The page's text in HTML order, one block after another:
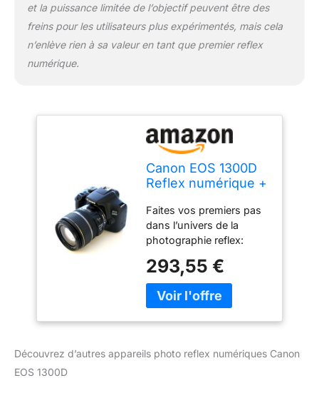
et la puissance limitée de l’objectif peuvent être des
freins pour les utilisateurs plus expérimentés, mais cela
n’enlève rien à sa valeur en tant que premier reflex
numérique.
Canon EOS 1300D
Reflex numérique +
F/3,5-5,6 III
Faites vos premiers pas
dans l’univers de la
photographie reflex:
des accessoires et
prenez progressivement
les commandes de votre
de superbes vidéos Full
293,55 €
Découvrez d’autres appareils photo reflex numériques Canon
EOS 1300D